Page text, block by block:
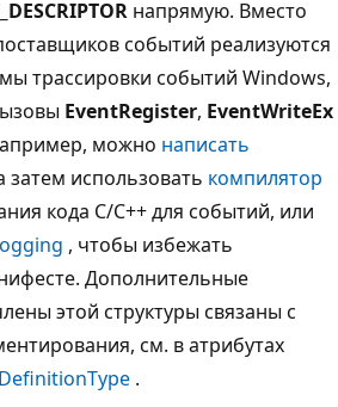
напрямую. Вместо
событий реализуются
трассировки событий Windows,
EventRegister, EventWriteEx
можно написать
затем использовать компилятор
кода C/C++ для событий, или
, чтобы избежать
Дополнительные
этой структуры связаны с
см. в атрибутах
.